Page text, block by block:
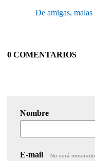
De amigas,
0 COMENTARIOS
Nombre
E-mail No será mostrado.